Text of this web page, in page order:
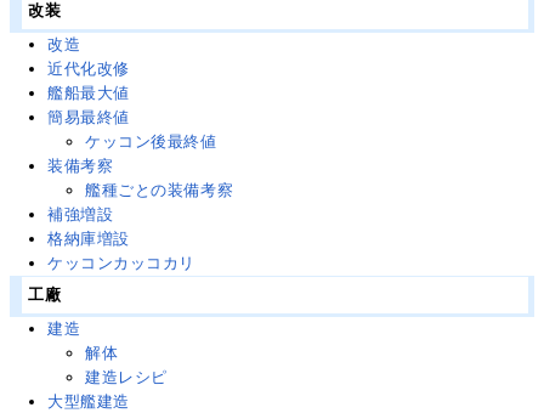
改装
改造
近代化改修
艦船最大値
簡易最終値
ケッコン後最終値
装備考察
艦種ごとの装備考察
補強増設
格納庫増設
ケッコンカッコカリ
工廠
建造
解体
建造レシピ
大型艦建造